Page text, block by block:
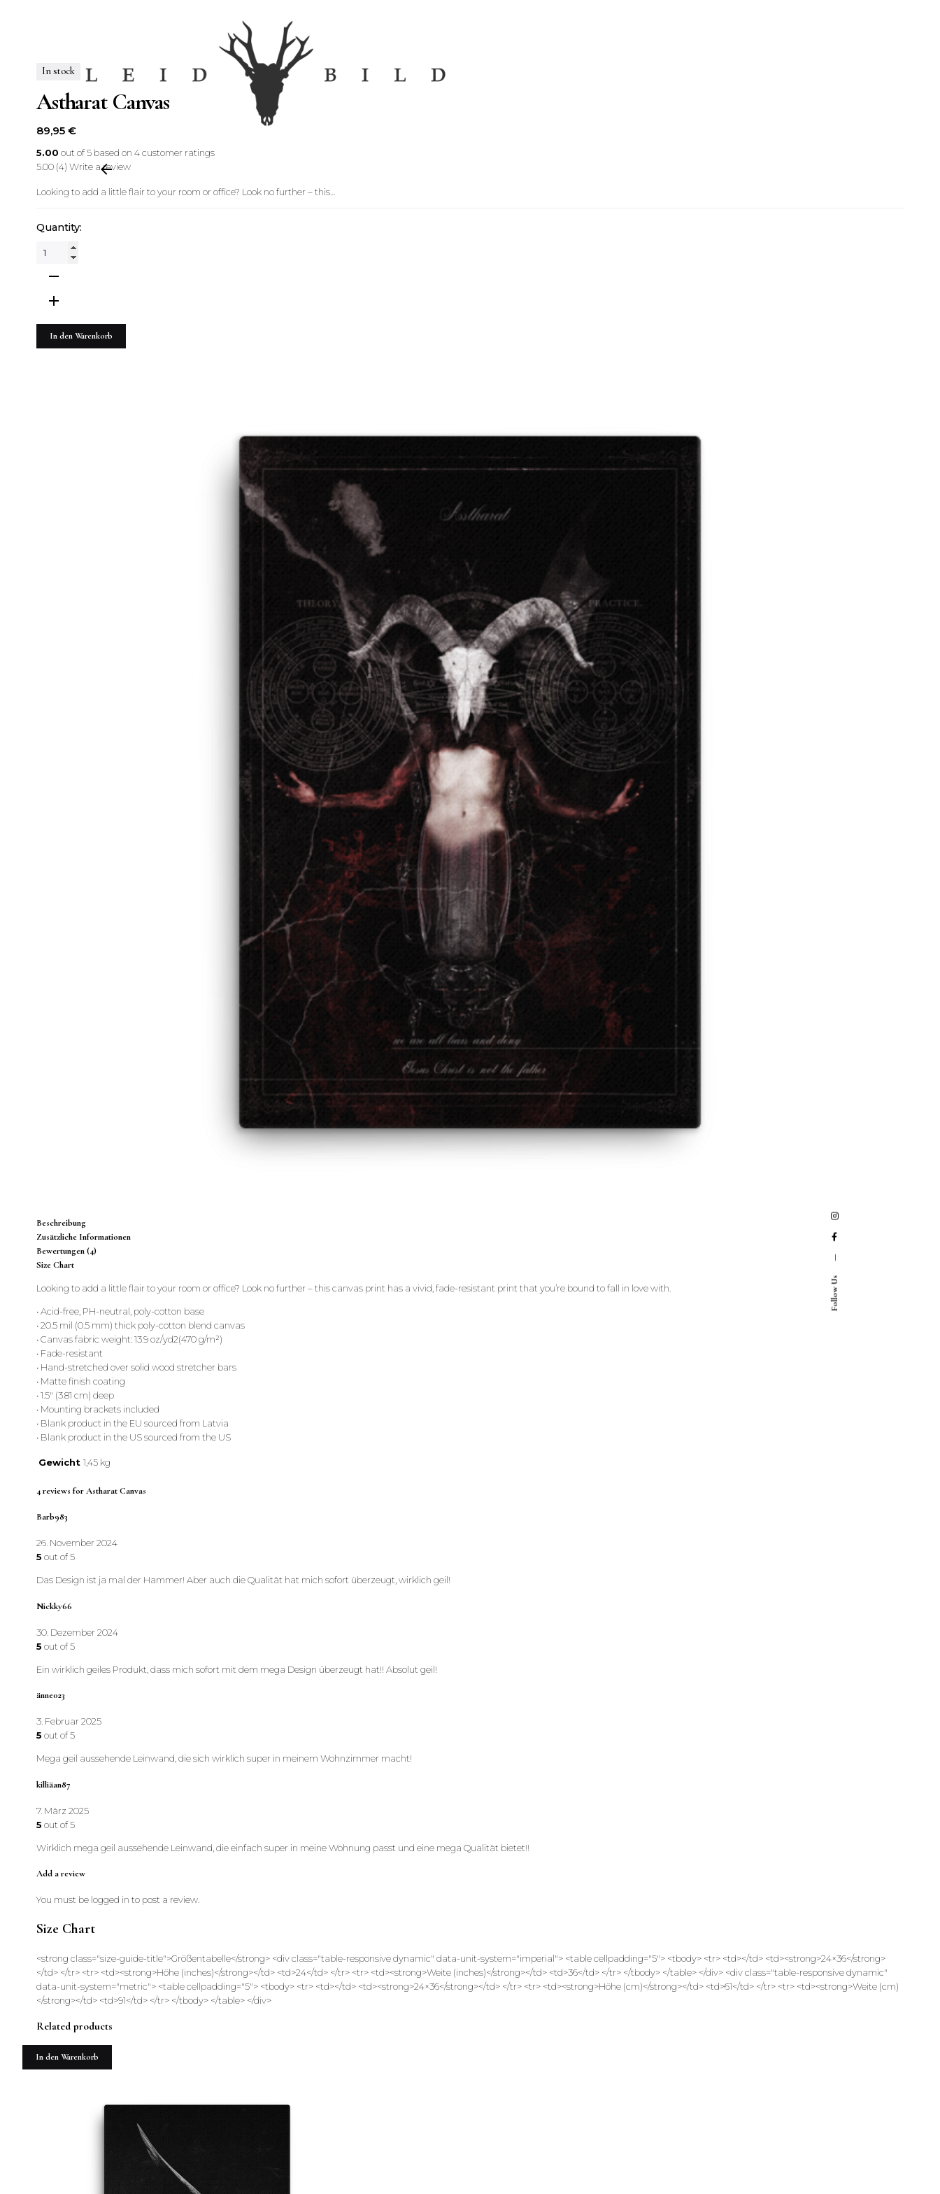
Follow Us
In stock
Astharat Canvas
89,95 €
5.00 out of5 based on 4customer ratings
5.00 (4) Write a review
Looking to add a little flair to your room or office? Look no further – this…
Quantity:
Astharat
Menge
In den Warenkorb
Beschreibung
Zusätzliche Informationen
Bewertungen (4)
Size Chart
Looking to add a little flair to your room or office? Look no further – this canvas print has a vivid, fade-resistant print that you’re bound to fall in love with.
• Acid-free, PH-neutral, poly-cotton base
• 20.5 mil (0.5 mm) thick poly-cotton blend canvas
• Canvas fabric weight: 13.9 oz/yd2(470 g/m²)
• Fade-resistant
• Hand-stretched over solid wood stretcher bars
• Matte finish coating
• 1.5″ (3.81 cm) deep
• Mounting brackets included
• Blank product in the EU sourced from Latvia
• Blank product in the US sourced from the US
Gewicht 1,45 kg
4 reviews forAstharat Canvas
Barb983
26. November 2024
5 out of 5
Das Design ist ja mal der Hammer! Aber auch die Qualität hat mich sofort überzeugt, wirklich geil!
Nickky66
30. Dezember 2024
5 out of 5
Ein wirklich geiles Produkt, dass mich sofort mit dem mega Design überzeugt hat!! Absolut geil!
änne023
3. Februar 2025
5 out of 5
Mega geil aussehende Leinwand, die sich wirklich super in meinem Wohnzimmer macht!
killiäan87
7. März 2025
5 out of 5
Wirklich mega geil aussehende Leinwand, die einfach super in meine Wohnung passt und eine mega Qualität bietet!!
Add a review
You must be logged in to post a review.
Size Chart
<strong class="size-guide-title">Größentabelle</strong> <div class="table-responsive dynamic" data-unit-system="imperial"> <table cellpadding="5"> <tbody> <tr> <td></td> <td><strong>24×36</strong>
</td> </tr> <tr> <td><strong>Höhe (inches)</strong></td> <td>24</td> </tr> <tr> <td><strong>Weite (inches)</strong></td> <td>36</td> </tr> </tbody> </table> </div> <div class="table-responsive dynamic"
data-unit-system="metric"> <table cellpadding="5"> <tbody> <tr> <td></td> <td><strong>24×36</strong></td> </tr> <tr> <td><strong>Höhe (cm)</strong></td> <td>61</td> </tr> <tr> <td><strong>Weite (cm)
</strong></td> <td>91</td> </tr> </tbody> </table> </div>
Related products
In den Warenkorb